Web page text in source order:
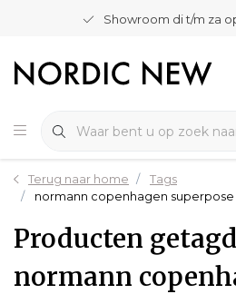
Showroom di t/m za
Terug naar home
Tags
normann copenhagen
Producten
normann